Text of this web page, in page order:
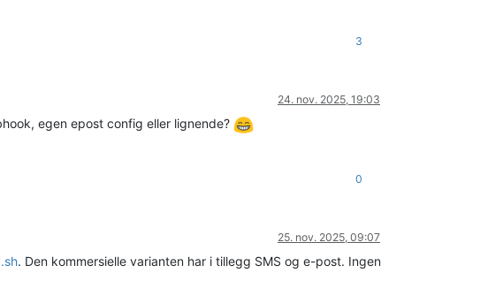
3
24. nov. 2025, 19:03
egen epost config eller lignende?
0
25. nov. 2025, 09:07
. Den kommersielle varianten har i tillegg SMS og e-post. Ingen